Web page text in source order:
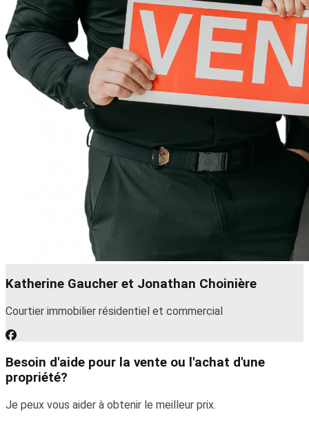
Katherine Gaucher et Jonathan Choinière
Courtier immobilier résidentiel et commercial
Besoin d'aide pour la vente ou l'achat d'une
propriété?
Je peux vous aider à obtenir le meilleur prix.